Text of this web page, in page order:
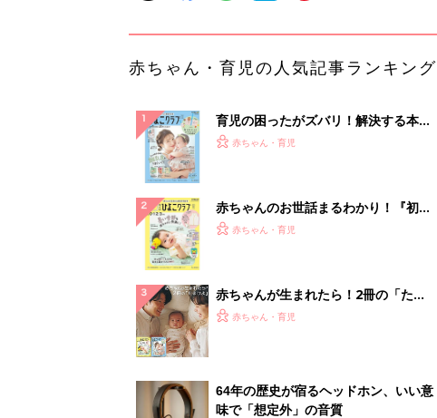
赤ちゃん・育児の人気記事ランキング
育児の困ったがズバリ！解決する本
『ひよこクラブ 夏号』 4カ月～2才
赤ちゃん・育児
赤ちゃんのお世話まるわかり！『初め
てのひよこクラブ 夏号』〈巻頭大特
赤ちゃん・育児
赤ちゃんが生まれたら！2冊の「たま
ひよ」
赤ちゃん・育児
64年の歴史が宿るヘッドホン、いい意
味で「想定外」の音質